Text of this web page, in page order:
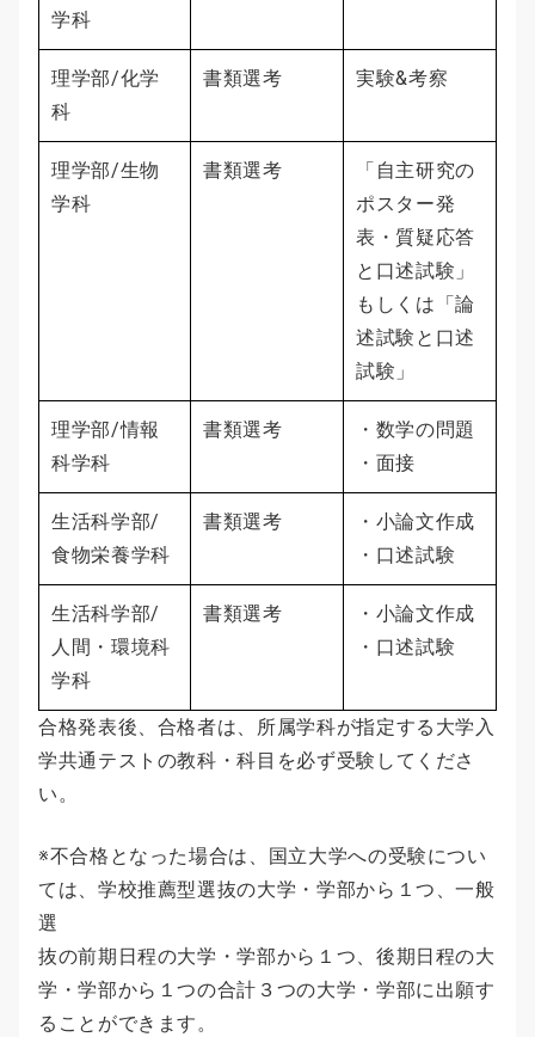
学科
理学部/化学
科
書類選考 実験&考察
理学部/生物
学科
書類選考
「自主研究の
ポスター発
表・質疑応答
と口述試験」
もしくは「論
述試験と口述
試験」
理学部/情報
科学科
書類選考
・数学の問題
・面接
生活科学部/
食物栄養学科
書類選考
・小論文作成
・口述試験
生活科学部/
人間・環境科
学科
書類選考
・小論文作成
・口述試験
合格発表後、合格者は、所属学科が指定する大学入
学共通テストの教科・科目を必ず受験してくださ
い。
※不合格となった場合は、国立大学への受験につい
ては、学校推薦型選抜の大学・学部から１つ、一般
選
抜の前期日程の大学・学部から１つ、後期日程の大
学・学部から１つの合計３つの大学・学部に出願す
ることができます。